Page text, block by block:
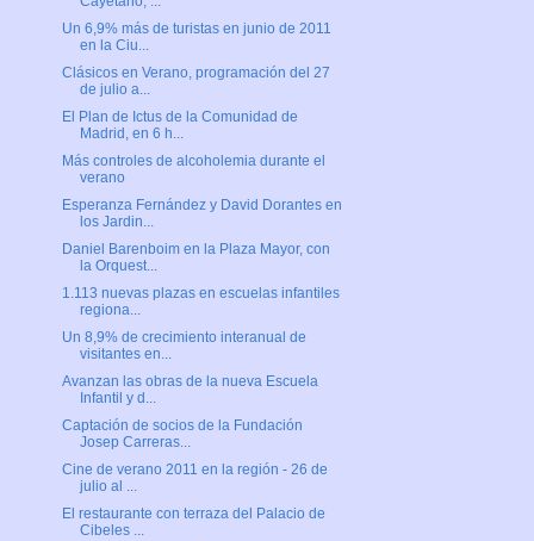
Un 6,9% más de turistas en junio de 2011
en la Ciu...
Clásicos en Verano, programación del 27
de julio a...
El Plan de Ictus de la Comunidad de
Madrid, en 6 h...
Más controles de alcoholemia durante el
verano
Esperanza Fernández y David Dorantes en
los Jardin...
Daniel Barenboim en la Plaza Mayor, con
la Orquest...
1.113 nuevas plazas en escuelas infantiles
regiona...
Un 8,9% de crecimiento interanual de
visitantes en...
Avanzan las obras de la nueva Escuela
Infantil y d...
Captación de socios de la Fundación
Josep Carreras...
Cine de verano 2011 en la región - 26 de
julio al ...
El restaurante con terraza del Palacio de
Cibeles ...